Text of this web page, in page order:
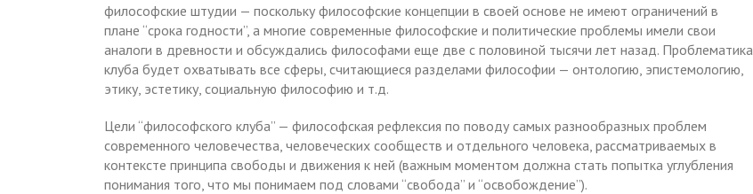
философские штудии — поскольку философские концепции в своей основе не имеют ограничений в
плане “срока годности”, а многие современные философские и политические проблемы имели свои
аналоги в древности и обсуждались философами еще две с половиной тысячи лет назад. Проблематика
клуба будет охватывать все сферы, считающиеся разделами философии — онтологию, эпистемологию,
этику, эстетику, социальную философию и т.д.
Цели “философского клуба” — философская рефлексия по поводу самых разнообразных проблем
современного человечества, человеческих сообществ и отдельного человека, рассматриваемых в
контексте принципа свободы и движения к ней (важным моментом должна стать попытка углубления
понимания того, что мы понимаем под словами “свобода” и “освобождение”).